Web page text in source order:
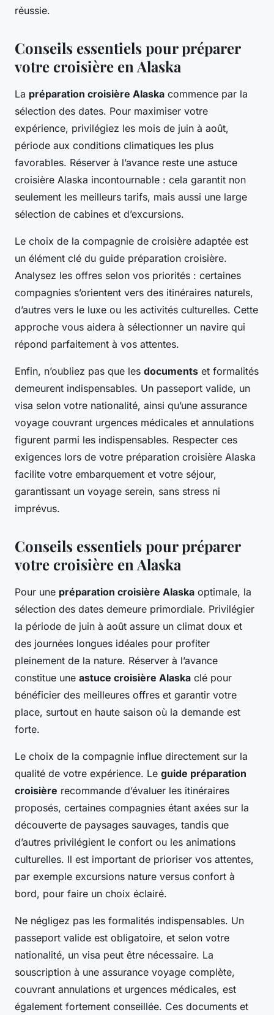
réussie.
Conseils essentiels pour préparer
votre croisière en Alaska
La préparation croisière Alaska commence par la
sélection des dates. Pour maximiser votre
expérience, privilégiez les mois de juin à août,
période aux conditions climatiques les plus
favorables. Réserver à l’avance reste une astuce
croisière Alaska incontournable : cela garantit non
seulement les meilleurs tarifs, mais aussi une large
sélection de cabines et d’excursions.
Le choix de la compagnie de croisière adaptée est
un élément clé du guide préparation croisière.
Analysez les offres selon vos priorités : certaines
compagnies s’orientent vers des itinéraires naturels,
d’autres vers le luxe ou les activités culturelles. Cette
approche vous aidera à sélectionner un navire qui
répond parfaitement à vos attentes.
Enfin, n’oubliez pas que les documents et formalités
demeurent indispensables. Un passeport valide, un
visa selon votre nationalité, ainsi qu’une assurance
voyage couvrant urgences médicales et annulations
figurent parmi les indispensables. Respecter ces
exigences lors de votre préparation croisière Alaska
facilite votre embarquement et votre séjour,
garantissant un voyage serein, sans stress ni
imprévus.
Conseils essentiels pour préparer
votre croisière en Alaska
Pour une préparation croisière Alaska optimale, la
sélection des dates demeure primordiale. Privilégier
la période de juin à août assure un climat doux et
des journées longues idéales pour profiter
pleinement de la nature. Réserver à l’avance
constitue une astuce croisière Alaska clé pour
bénéficier des meilleures offres et garantir votre
place, surtout en haute saison où la demande est
forte.
Le choix de la compagnie influe directement sur la
qualité de votre expérience. Le guide préparation
croisière recommande d’évaluer les itinéraires
proposés, certaines compagnies étant axées sur la
découverte de paysages sauvages, tandis que
d’autres privilégient le confort ou les animations
culturelles. Il est important de prioriser vos attentes,
par exemple excursions nature versus confort à
bord, pour faire un choix éclairé.
Ne négligez pas les formalités indispensables. Un
passeport valide est obligatoire, et selon votre
nationalité, un visa peut être nécessaire. La
souscription à une assurance voyage complète,
couvrant annulations et urgences médicales, est
également fortement conseillée. Ces documents et